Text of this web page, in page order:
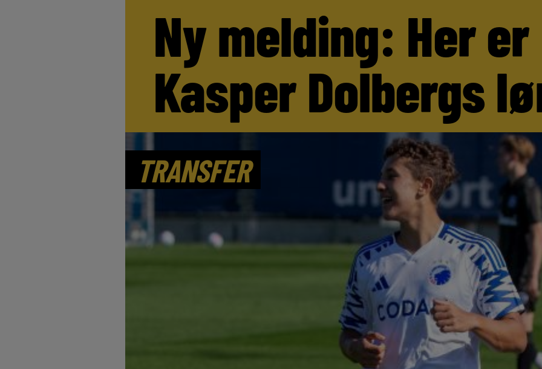
Ny melding: Her er
Kasper Dolbergs
TRANSFER